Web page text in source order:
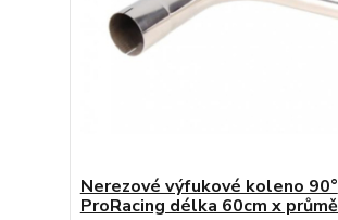
Nerezové výfukové koleno 90°
ProRacing délka 60cm x